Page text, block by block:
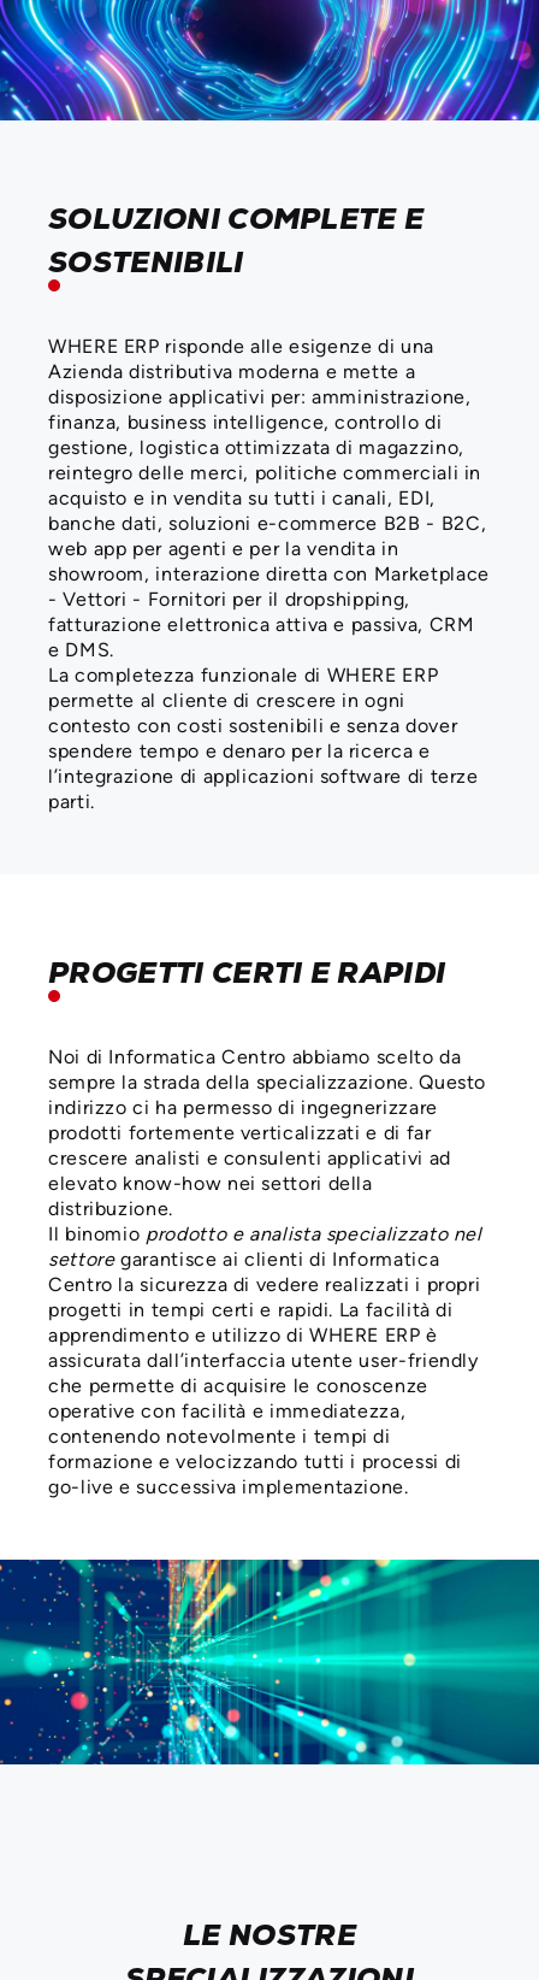
SOLUZIONI COMPLETE E
SOSTENIBILI
WHERE ERP risponde alle esigenze di una
Azienda distributiva moderna e mette a
disposizione applicativi per: amministrazione,
finanza, business intelligence, controllo di
gestione, logistica ottimizzata di magazzino,
reintegro delle merci, politiche commerciali in
acquisto e in vendita su tutti i canali, EDI,
banche dati, soluzioni e-commerce B2B - B2C,
web app per agenti e per la vendita in
showroom, interazione diretta con Marketplace
- Vettori - Fornitori per il dropshipping,
fatturazione elettronica attiva e passiva, CRM
e DMS.
La completezza funzionale di WHERE ERP
permette al cliente di crescere in ogni
contesto con costi sostenibili e senza dover
spendere tempo e denaro per la ricerca e
l’integrazione di applicazioni software di terze
parti.
PROGETTI CERTI E RAPIDI
Noi di Informatica Centro abbiamo scelto da
sempre la strada della specializzazione. Questo
indirizzo ci ha permesso di ingegnerizzare
prodotti fortemente verticalizzati e di far
crescere analisti e consulenti applicativi ad
elevato know-how nei settori della
distribuzione.
Il binomio prodotto e analista specializzato nel
settoregarantisce ai clienti di Informatica
Centro la sicurezza di vedere realizzati i propri
progetti in tempi certi e rapidi. La facilità di
apprendimento e utilizzo di WHERE ERP è
assicurata dall’interfaccia utente user-friendly
che permette di acquisire le conoscenze
operative con facilità e immediatezza,
contenendo notevolmente i tempi di
formazione e velocizzando tutti i processi di
go-live e successiva implementazione.
LE NOSTRE